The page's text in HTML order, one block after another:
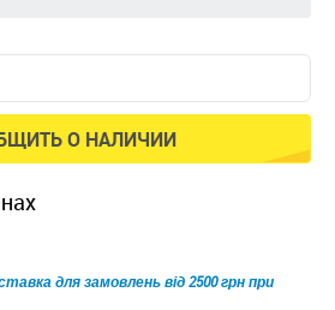
О НАЛИЧИИ
для замовлень від 2500 грн при